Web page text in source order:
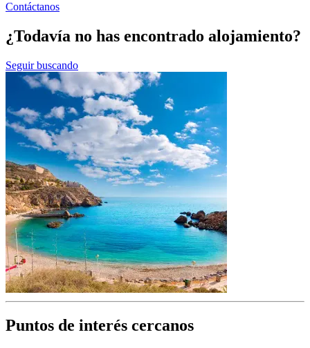
Contáctanos
¿Todavía no has encontrado alojamiento?
Seguir buscando
Puntos de interés cercanos